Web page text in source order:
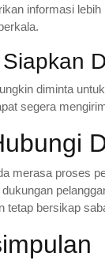
informasi
diminta
segera
merasa proses
dukungan
tetap bersikap